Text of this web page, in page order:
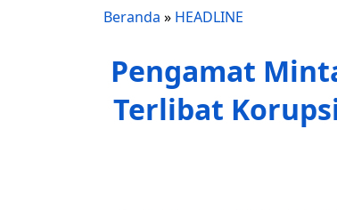
Beranda » HEADLINE
Pengamat
Terlibat